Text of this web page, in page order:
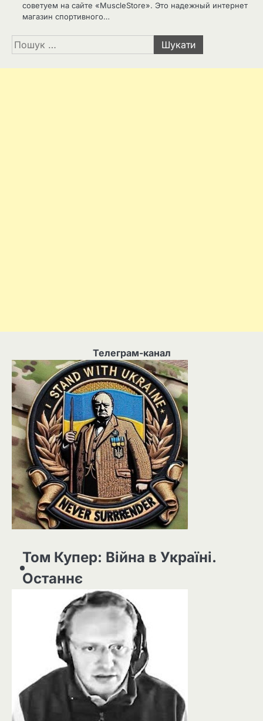
советуем на сайте «MuscleStore». Это надежный интернет
магазин спортивного…
Пошук:
Телеграм-канал
Том Купер: Війна в Україні.
Останнє